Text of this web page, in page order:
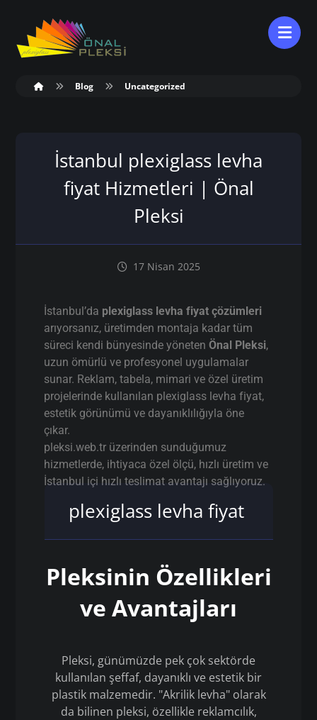
Blog Uncategorized
İstanbul plexiglass levha
fiyat Hizmetleri | Önal
Pleksi
17 Nisan 2025
İstanbul’da plexiglass levha fiyat çözümleri
arıyorsanız, üretimden montaja kadar tüm
süreci kendi bünyesinde yönetenÖnal Pleksi,
uzun ömürlü ve profesyonel uygulamalar
sunar. Reklam, tabela, mimari ve özel üretim
projelerinde kullanılan plexiglass levha fiyat,
estetik görünümü ve dayanıklılığıyla öne
çıkar.
pleksi.web.tr üzerinden sunduğumuz
hizmetlerde, ihtiyaca özel ölçü, hızlı üretim ve
İstanbul içi hızlı teslimat avantajı sağlıyoruz.
plexiglass levha fiyat
Pleksinin Özellikleri
ve Avantajları
Pleksi, günümüzde pek çok sektörde
kullanılan şeffaf, dayanıklı ve estetik bir
plastik malzemedir. "Akrilik levha" olarak
da bilinen pleksi, özellikle reklamcılık,